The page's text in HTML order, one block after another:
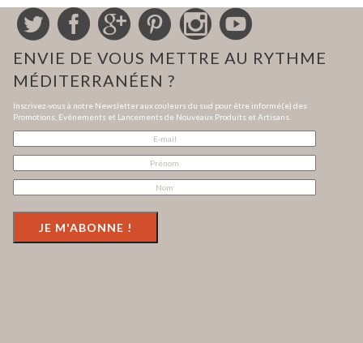
ENVIE DE VOUS METTRE AU RYTHME
MÉDITERRANÉEN ?
Inscrivez-vous à notre Newsletter aux couleurs du sud pour être informé(e) des
Promotions, Evénements et Lancements de Nouveaux Produits et Artisans.